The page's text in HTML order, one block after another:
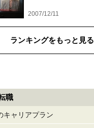
2007/12/11
ランキングをもっと見る
職
キャリアプラン